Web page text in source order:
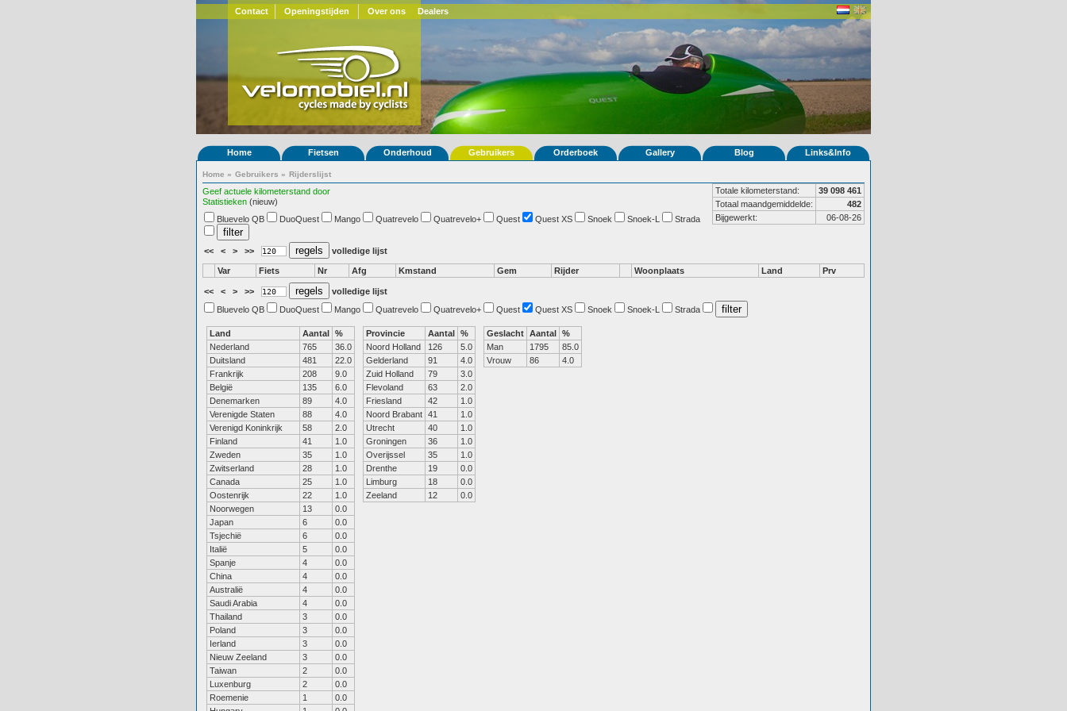
Contact Openingstijden Over ons Dealers
Home Fietsen Onderhoud Gebruikers Orderboek Gallery Blog Links&Info
Home » Gebruikers » Rijderslijst
Geef actuele kilometerstand door
Statistieken (nieuw)
Totale kilometerstand:
39 098 461
Totaal maandgemiddelde:
482
Bijgewerkt:
06-08-26
Bluevelo QB DuoQuest Mango Quatrevelo Quatrevelo+ Quest Quest XS Snoek Snoek-L Strada
<< < > >> volledige lijst
Var Fiets Nr Afg Kmstand Gem Rijder Woonplaats Land Prv
<< < > >>
volledige lijst
Bluevelo QB
DuoQuest Mango Quatrevelo Quatrevelo+ Quest Quest XS Snoek Snoek-L Strada
Land Aantal %
Nederland
765
36.0
Duitsland
481
22.0
Frankrijk
208
9.0
België
135
6.0
Denemarken
89
4.0
Verenigde Staten
88
4.0
Verenigd Koninkrijk
58
2.0
Finland
41
1.0
Zweden
35
1.0
Zwitserland
28
1.0
Canada
25
1.0
Oostenrijk
22
1.0
Noorwegen
13
0.0
Japan
6
0.0
Tsjechië
6
0.0
Italië
5
0.0
Spanje
4
0.0
China
4
0.0
Australië
4
0.0
Saudi Arabia
4
0.0
Thailand
3
0.0
Poland
3
0.0
Ierland
3
0.0
Nieuw Zeeland
3
0.0
Taiwan
2
0.0
Luxenburg
2
0.0
Roemenie
1
0.0
Provincie Aantal %
Noord Holland
126
5.0
Gelderland
91
4.0
Zuid Holland
79
3.0
Flevoland
63
2.0
Friesland
42
1.0
Noord Brabant 41
1.0
Utrecht
40
1.0
Groningen
36
1.0
Overijssel
35
1.0
Drenthe
19
0.0
Limburg
18
0.0
Zeeland
12 0.0
Geslacht Aantal %
Man
1795
85.0
Vrouw
86 4.0